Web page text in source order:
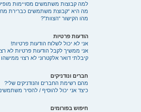
למה קבוצות משתמשים מסויימות
מה היא “קבוצת משתמשים כברירת
מהו הקישור “הצוות”?
הודעות פרטיות
אני לא יכול לשלוח הודעות פרטיות!
אני ממשיך לקבל הודעות פרטיות לא
קיבלתי דואר אלקטרוני לא רצוי
חברים ונודניקים
מהם רשימת החברים והנודניקים שלי?
כיצד אני יכול להוסיף / להסיר
חיפוש בפורומים